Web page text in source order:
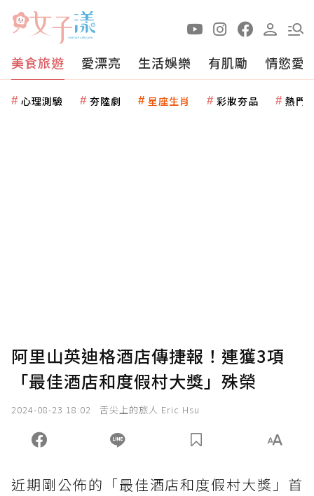
美食旅遊 愛漂亮 生活娛樂 有肌勵 情慾愛
心理測驗 夯陸劇 星座生肖 彩妝夯品 熱門
阿里山英迪格酒店傳捷報！連獲3項
「最佳酒店和度假村大獎」殊榮
2024-08-23 18:02 舌尖上的旅人 Eric Hsu
近期剛公佈的「最佳酒店和度假村大獎」首